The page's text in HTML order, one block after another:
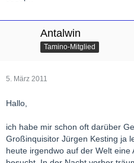
Antalwin
Tamino-Mitglied
5. März 2011
Hallo,
ich habe mir schon oft darüber
Großinquisitor Jürgen Kesting ja
heute irgendwo auf der Welt